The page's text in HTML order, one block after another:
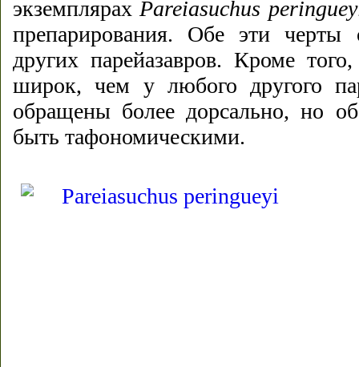
экземплярах Pareiasuchus
препарирования. Обе эти черты
других парейазавров. Кроме
широк, чем у любого другого
обращены более дорсально, но
быть тафономическими.